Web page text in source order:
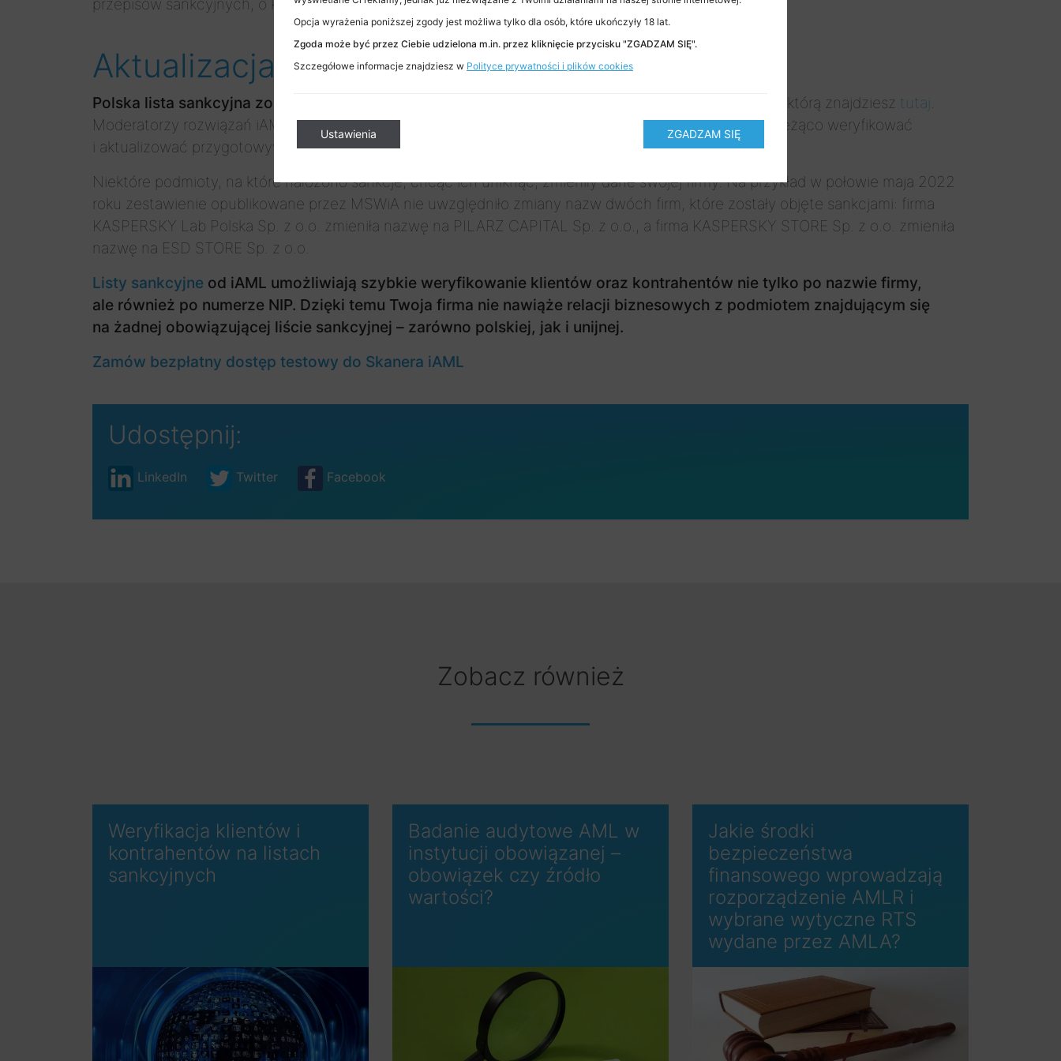
przepisów sankcyjnych, o których mowa wpolskiej ustawie sankcyjnej.
Aktualizacja polskiej listy sankcyjnej
Polska lista sankcyjna została opublikowana na specjalnej stronie przygotowanej przez MSWiA , którą znajdziesz tutaj .
Moderatorzy rozwiązań iAML czerpią dane na temat sankcji również z innych źródeł, starając się na bieżąco weryfikować
i aktualizować przygotowywane przez iAMLlisty restrykcyjne AML
Niektóre podmioty, na które nałożono sankcje, chcąc ich uniknąć, zmieniły dane swojej firmy. Na przykład w połowie maja 2022
roku zestawienie opublikowane przez MSWiA nie uwzględniło zmiany nazw dwóch firm, które zostały objęte sankcjami: firma
KASPERSKY Lab Polska Sp. z o.o. zmieniła nazwę na PILARZ CAPITAL Sp. z o.o., a firma KASPERSKY STORE Sp. z o.o. zmieniła
nazwę na ESD STORE Sp. z o.o.
Listy sankcyjne od iAML umożliwiają szybkie weryfikowanie klientów oraz kontrahentów nie tylko po nazwie firmy,
ale również po numerze NIP. Dzięki temu Twoja firma nie nawiąże relacji biznesowych z podmiotem znajdującym się
na żadnej obowiązującej liście sankcyjnej – zarówno polskiej, jak i unijnej.
Zamów bezpłatny dostęp testowy do Skanera iAML
Udostępnij:
LinkedIn Twitter Facebook
Zobacz również
Weryfikacja klientów i
kontrahentów na listach
sankcyjnych
Badanie audytowe AML w
instytucji obowiązanej –
obowiązek czy źródło
wartości?
Jakie środki
bezpieczeństwa
finansowego wprowadzają
rozporządzenie AMLR i
wybrane wytyczne RTS
wydane przez AMLA?
Opcja wyrażenia poniższej zgody jest możliwa tylko dla osób, które ukończyły 18 lat.
Zgoda może być przez Ciebie udzielona m.in. przez kliknięcie przycisku "ZGADZAM SIĘ".
Szczegółowe informacje znajdziesz w Polityce prywatności i plików cookies
ZGADZAM SIĘ
Ustawienia